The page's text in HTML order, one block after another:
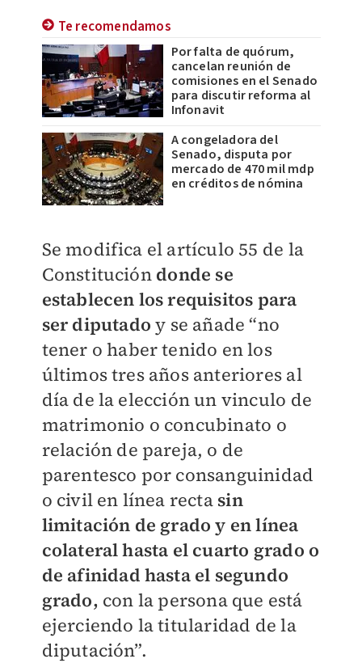
Te recomendamos
Por falta de quórum,
cancelan reunión de
comisiones en el Senado
para discutir reforma al
Infonavit
A congeladora del
Senado, disputa por
mercado de 470 mil mdp
en créditos de nómina
Se modifica el artículo 55 de la
Constitucióndonde se
establecen los requisitos para
ser diputadoy se añade “no
tener o haber tenido en los
últimos tres años anteriores al
día de la elección un vinculo de
matrimonio o concubinato o
relación de pareja, o de
parentesco por consanguinidad
o civil en línea rectasin
limitación de grado y en línea
colateral hasta el cuarto grado o
de afinidad hasta el segundo
grado, con la persona que está
ejerciendo la titularidad de la
diputación”.